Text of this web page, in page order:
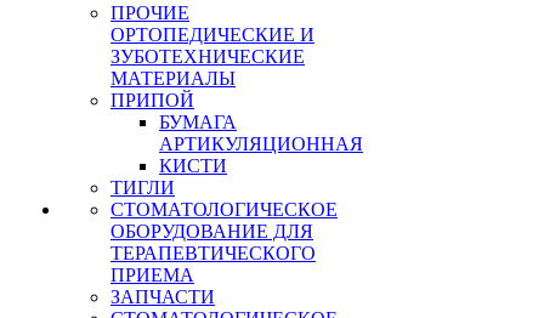
ПРОЧИЕ
ОРТОПЕДИЧЕСКИЕ И
ЗУБОТЕХНИЧЕСКИЕ
МАТЕРИАЛЫ
ПРИПОЙ
БУМАГА
АРТИКУЛЯЦИОННАЯ
КИСТИ
ТИГЛИ
СТОМАТОЛОГИЧЕСКОЕ
ОБОРУДОВАНИЕ ДЛЯ
ТЕРАПЕВТИЧЕСКОГО
ПРИЕМА
ЗАПЧАСТИ